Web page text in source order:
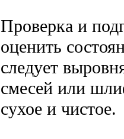
Проверка и
оценить
следует
смесей или
сухое и чистое.